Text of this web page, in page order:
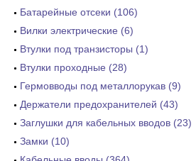
Батарейные отсеки (106)
Вилки электрические (6)
Втулки под транзисторы (1)
Втулки проходные (28)
Гермовводы под металлорукав (9)
Держатели предохранителей (43)
Заглушки для кабельных вводов (23)
Замки (10)